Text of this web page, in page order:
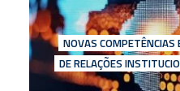
NOVAS COMPETÊNCIAS
DE RELAÇÕES